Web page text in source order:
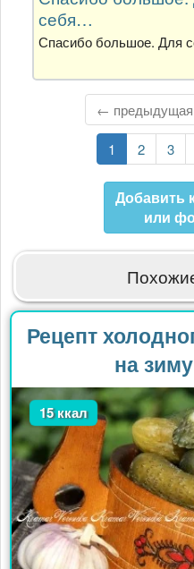
холодным…
от
себя…
Спасибо большое. Для
← предыдущая
Текущая
страница
1 2 3
Добавить
или
Рецепт
на
15 ккал